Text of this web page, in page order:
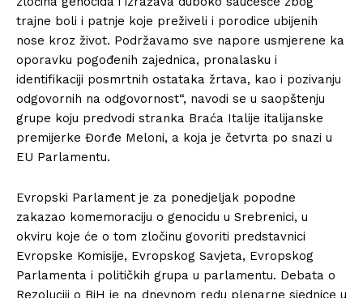
trajne boli i patnje koje preživeli i porodice ubijenih
nose kroz život. Podržavamo sve napore usmjerene ka
oporavku pogođenih zajednica, pronalasku i
identifikaciji posmrtnih ostataka žrtava, kao i pozivanju
odgovornih na odgovornost“, navodi se u saopštenju
grupe koju predvodi stranka Braća Italije italijanske
premijerke Đorđe Meloni, a koja je četvrta po snazi u
EU Parlamentu.
Evropski Parlament je za ponedjeljak popodne
zakazao komemoraciju o genocidu u Srebrenici, u
okviru koje će o tom zločinu govoriti predstavnici
Evropske Komisije, Evropskog Savjeta, Evropskog
Parlamenta i političkih grupa u parlamentu. Debata o
Rezoluciji o BiH je na dnevnom redu plenarne sjednice u